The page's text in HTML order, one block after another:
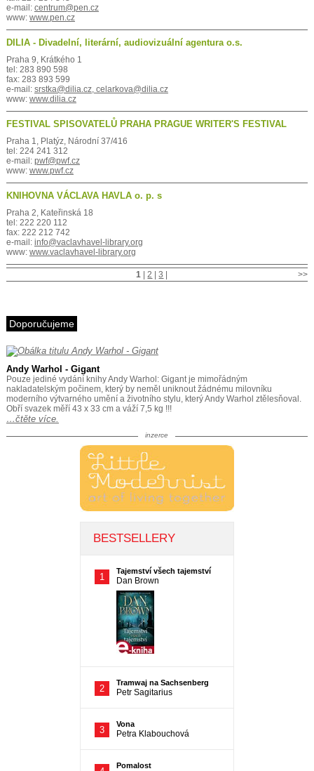
e-mail: centrum@pen.cz
www: www.pen.cz
DILIA - Divadelní, literární, audiovizuální agentura o.s.
Praha 9, Krátkého 1
tel: 283 890 598
fax: 283 893 599
e-mail: srstka@dilia.cz, celarkova@dilia.cz
www: www.dilia.cz
FESTIVAL SPISOVATELŮ PRAHA PRAGUE WRITER'S FESTIVAL
Praha 1, Platýz, Národní 37/416
tel: 224 241 312
e-mail: pwf@pwf.cz
www: www.pwf.cz
KNIHOVNA VÁCLAVA HAVLA o. p. s
Praha 2, Kateřinská 18
tel: 222 220 112
fax: 222 212 742
e-mail: info@vaclavhavel-library.org
www: www.vaclavhavel-library.org
>>
1 |2 |3
Doporučujeme
Andy Warhol - Gigant
Pouze jediné vydání knihy Andy Warhol: Gigant je mimořádným
nakladatelským počinem, který by neměl uniknout žádnému milovníku
moderního výtvarného umění a životního stylu, který Andy Warhol ztělesňoval.
Obří svazek měří 43 x 33 cm a váží 7,5 kg !!!
…čtěte více.
inzerce